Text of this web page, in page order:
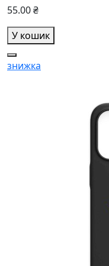
55.00 ₴
У кошик
знижка